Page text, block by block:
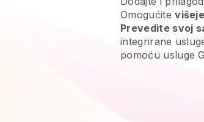
Omogućite
Prevedite svoj
integrirane
pomoću usluge